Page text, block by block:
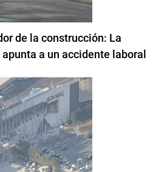
de la construcción: La
a un accidente laboral